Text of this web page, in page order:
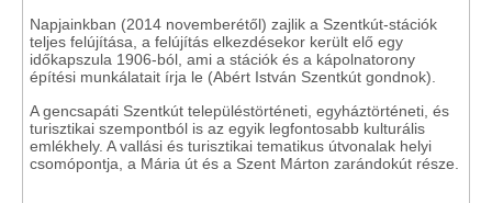
Napjainkban (2014 novemberétől) zajlik a Szentkút-stációk
teljes felújítása, a felújítás elkezdésekor került elő egy
időkapszula 1906-ból, ami a stációk és a kápolnatorony
építési munkálatait írja le (Abért István Szentkút gondnok).
A gencsapáti Szentkút településtörténeti, egyháztörténeti, és
turisztikai szempontból is az egyik legfontosabb kulturális
emlékhely. A vallási és turisztikai tematikus útvonalak helyi
csomópontja, a Mária út és a Szent Márton zarándokút része.